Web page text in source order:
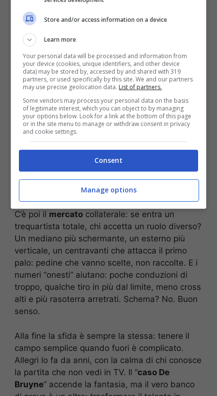
quando defilarsi e quando battere i pugni sul
tavolo: ha imparato che la parola giusta al
momento giusto vale quanto un cambio al 70’. Il
lavoro vero sarebbe tenere tutti dentro il
progetto: i senatori, i giovani che bussano, i
comprimari che decidono le partite di gennaio.
C’è poi il mercato collaterale: se entra un
trequartista totale, chi accetta un ruolo diverso?
Un mediano più schermante, un esterno più
verticale, un centravanti che attacca il primo
palo: pedine che vanno scelte, non raccolte. E i
numeri “onesti” aiutano: poche conduzioni di
troppo, qualche tiro in più dal limite, meno cross
alti e più rasoterra arretrati. Schema? No. Buon
senso.
Alla fine la sfida è sempre la stessa: tenere il
campo semplice quando fuori è complicato.
Allegri lo fa da anni, con la calma di chi conosce
la partita che non vedi in TV. Il “caso De
Bruyne” accende la fantasia, ma il vero banco
Store and/or access information on a device
Learn more
Your personal data will be processed and information from
your device (cookies, unique identifiers, and other device
data) may be stored by, accessed by and shared with 319
partners, or used specifically by this site. We and our partners
may use precise geolocation data. List of partners.
Some vendors may process your personal data on the basis
of legitimate interest, which you can object to by managing
your options below. Look for a link at the bottom of this page
or in the site menu to manage or withdraw consent in privacy
and cookie settings.
Consent
Manage options